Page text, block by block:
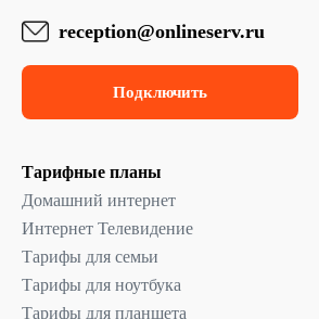
reception@onlineserv.ru
Подключить
Тарифные планы
Домашний интернет
Интернет Телевидение
Тарифы для семьи
Тарифы для ноутбука
Тарифы для планшета